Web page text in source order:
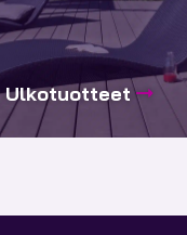
Ulkotuotteet